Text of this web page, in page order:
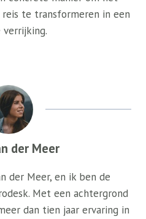
te transformeren in een
der Meer
der Meer, en ik ben de
Met een achtergrond
dan tien jaar ervaring in